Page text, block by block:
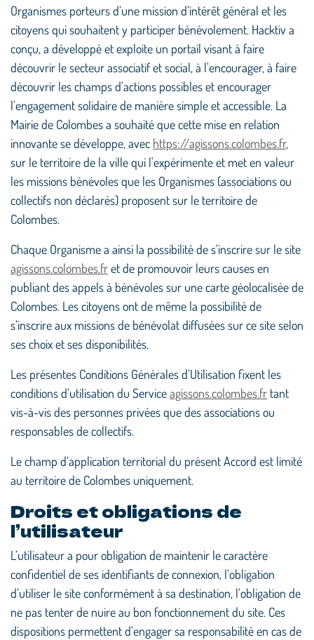
Organismes porteurs d’une mission d’intérêt général et les
citoyens qui souhaitent y participer bénévolement. Hacktiv a
conçu, a développé et exploite un portail visant à faire
découvrir le secteur associatif et social, à l'encourager, à faire
découvrir les champs d'actions possibles et encourager
l'engagement solidaire de manière simple et accessible. La
Mairie de Colombes a souhaité que cette mise en relation
innovante se développe, avec https://agissons.colombes.fr,
sur le territoire de la ville qui l'expérimente et met en valeur
les missions bénévoles que les Organismes (associations ou
collectifs non déclarés) proposent sur le territoire de
Colombes.
Chaque Organisme a ainsi la possibilité de s’inscrire sur le site
agissons.colombes.fret de promouvoir leurs causes en
publiant des appels à bénévoles sur une carte géolocalisée de
Colombes. Les citoyens ont de même la possibilité de
s’inscrire aux missions de bénévolat diffusées sur ce site selon
ses choix et ses disponibilités.
Les présentes Conditions Générales d’Utilisation fixent les
conditions d’utilisation du Serviceagissons.colombes.fr tant
vis-à-vis des personnes privées que des associations ou
responsables de collectifs.
Le champ d’application territorial du présent Accord est limité
au territoire de Colombes uniquement.
Droits et obligations de
l’utilisateur
L’utilisateur a pour obligation de maintenir le caractère
confidentiel de ses identifiants de connexion, l’obligation
d’utiliser le site conformément à sa destination, l’obligation de
ne pas tenter de nuire au bon fonctionnement du site. Ces
dispositions permettent d’engager sa responsabilité en cas de